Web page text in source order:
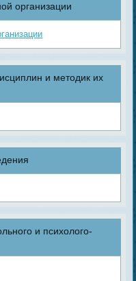
организации
и методик их
и психолого-